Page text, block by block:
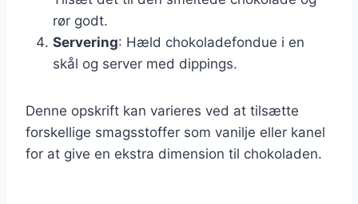
rør godt.
Servering: Hæld chokoladefondue i en
skål og server med dippings.
Denne opskrift kan varieres ved at tilsætte
forskellige smagsstoffer som vanilje eller kanel
for at give en ekstra dimension til chokoladen.